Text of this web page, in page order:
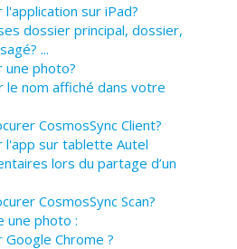
sur iPad?
dossier principal, dossier,
...
une photo?
le nom affiché dans votre
CosmosSync Client?
l'app sur tablette Autel
lors du partage d’un
CosmosSync Scan?
une photo :
Chrome ?